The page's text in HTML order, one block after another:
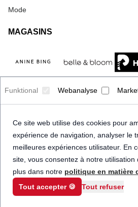
Funktional Webanalyse
Ce site web utilise des cookies pour
expérience de navigation, analyser le
meilleures expériences utilisateur. En
site, vous consentez à notre utilisation
plus dans notre politique en matière
Tout accepter 🍪
Tout refuser
Mode
MAGASINS
© 2026 Priceindanger. Tous droits